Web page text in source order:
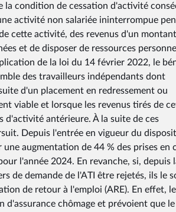
condition de cessation d'activité
activité non salariée ininterrompue
cette activité, des revenus d'un montant
et de disposer de ressources
de la loi du 14 février 2022, le
des travailleurs indépendants dont
d'un placement en redressement ou
viable et lorsque les revenus tirés de
d'activité antérieure. À la suite de ces
Depuis l'entrée en vigueur du
augmentation de 44 % des prises en
l'année 2024. En revanche, si, depuis
de demande de l'ATI être rejetés, ils le
de retour à l'emploi (ARE). En effet,
d'assurance chômage et prévoient que le